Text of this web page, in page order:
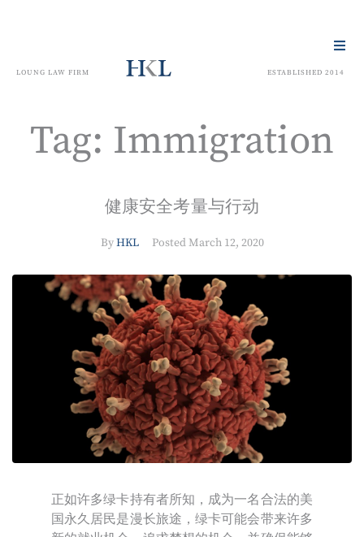
LOUNG LAW FIRM ESTABLISHED 2014
Tag: Immigration
健康安全考量与行动
ByHKL PostedMarch 12, 2020
正如许多绿卡持有者所知，成为一名合法的美
国永久居民是漫长旅途，绿卡可能会带来许多